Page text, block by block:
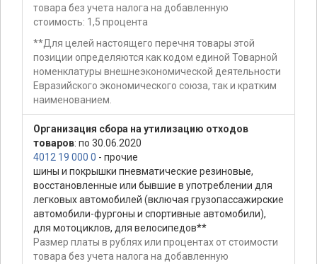
товара без учета налога на добавленную
стоимость: 1,5 процента
**Для целей настоящего перечня товары этой
позиции определяются как кодом единой Товарной
номенклатуры внешнеэкономической деятельности
Евразийского экономического союза, так и кратким
наименованием.
Организация сбора на утилизацию отходов
товаров: по 30.06.2020
4012 19 000 0 - прочие
шины и покрышки пневматические резиновые,
восстановленные или бывшие в употреблении для
легковых автомобилей (включая грузопассажирские
автомобили-фургоны и спортивные автомобили),
для мотоциклов, для велосипедов**
Размер платы в рублях или процентах от стоимости
товара без учета налога на добавленную